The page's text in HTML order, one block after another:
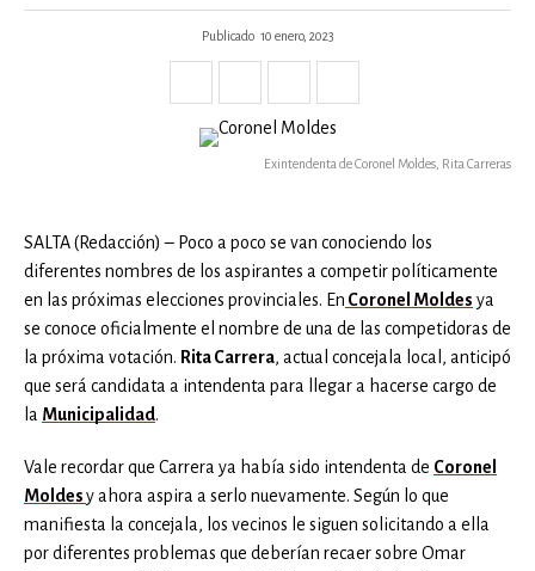
Publicado 10 enero, 2023
Exintendenta de Coronel Moldes, Rita Carreras
SALTA (Redacción) – Poco a poco se van conociendo los
diferentes nombres de los aspirantes a competir políticamente
en las próximas elecciones provinciales. En Coronel Moldes ya
se conoce oficialmente el nombre de una de las competidoras de
la próxima votación. Rita Carrera, actual concejala local, anticipó
que será candidata a intendenta para llegar a hacerse cargo de
la Municipalidad.
Vale recordar que Carrera ya había sido intendenta de Coronel
Moldesy ahora aspira a serlo nuevamente. Según lo que
manifiesta la concejala, los vecinos le siguen solicitando a ella
por diferentes problemas que deberían recaer sobre Omar